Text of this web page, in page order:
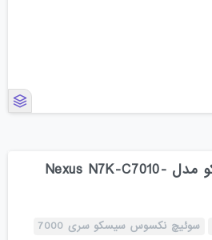
سوئیچ نکسوس سیسکو مدل Nexus N7K-C7010-
سوئیچ نکسوس سیسکو سری 7000